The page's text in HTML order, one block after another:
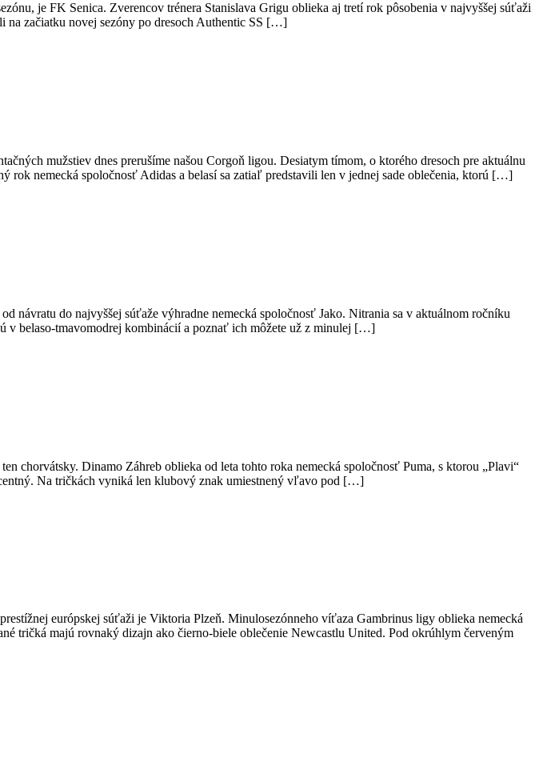
je FK Senica. Zverencov trénera Stanislava Grigu oblieka aj tretí rok pôsobenia v najvyššej súťaži
na začiatku novej sezóny po dresoch Authentic SS […]
mužstiev dnes prerušíme našou Corgoň ligou. Desiatym tímom, o ktorého dresoch pre aktuálnu
rok nemecká spoločnosť Adidas a belasí sa zatiaľ predstavili len v jednej sade oblečenia, ktorú […]
návratu do najvyššej súťaže výhradne nemecká spoločnosť Jako. Nitrania sa v aktuálnom ročníku
v belaso-tmavomodrej kombinácií a poznať ich môžete už z minulej […]
chorvátsky. Dinamo Záhreb oblieka od leta tohto roka nemecká spoločnosť Puma, s ktorou „Plavi“
Na tričkách vyniká len klubový znak umiestnený vľavo pod […]
európskej súťaži je Viktoria Plzeň. Minulosezónneho víťaza Gambrinus ligy oblieka nemecká
tričká majú rovnaký dizajn ako čierno-biele oblečenie Newcastlu United. Pod okrúhlym červeným